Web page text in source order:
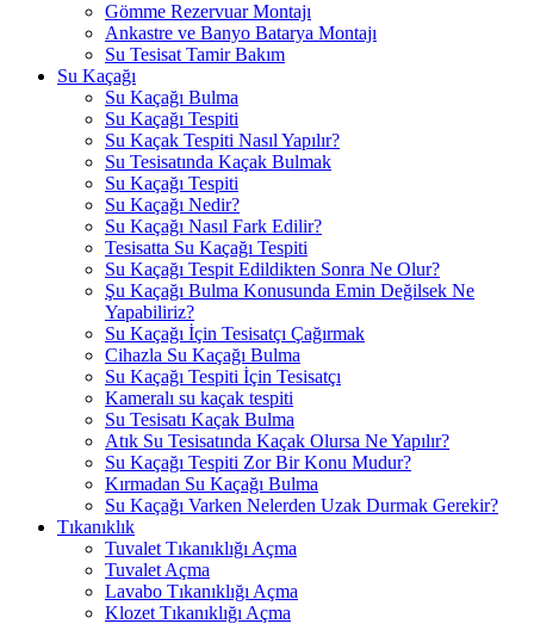
Gömme Rezervuar Montajı
Ankastre ve Banyo Batarya Montajı
Su Tesisat Tamir Bakım
Su Kaçağı
Su Kaçağı Bulma
Su Kaçağı Tespiti
Su Kaçak Tespiti Nasıl Yapılır?
Su Tesisatında Kaçak Bulmak
Su Kaçağı Tespiti
Su Kaçağı Nedir?
Su Kaçağı Nasıl Fark Edilir?
Tesisatta Su Kaçağı Tespiti
Su Kaçağı Tespit Edildikten Sonra Ne Olur?
Şu Kaçağı Bulma Konusunda Emin Değilsek Ne
Yapabiliriz?
Su Kaçağı İçin Tesisatçı Çağırmak
Cihazla Su Kaçağı Bulma
Su Kaçağı Tespiti İçin Tesisatçı
Kameralı su kaçak tespiti
Su Tesisatı Kaçak Bulma
Atık Su Tesisatında Kaçak Olursa Ne Yapılır?
Su Kaçağı Tespiti Zor Bir Konu Mudur?
Kırmadan Su Kaçağı Bulma
Su Kaçağı Varken Nelerden Uzak Durmak Gerekir?
Tıkanıklık
Tuvalet Tıkanıklığı Açma
Tuvalet Açma
Lavabo Tıkanıklığı Açma
Klozet Tıkanıklığı Açma